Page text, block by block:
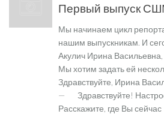
Первый выпуск
Мы начинаем цикл
нашим выпускникам. И
Акулич Ирина
Мы хотим задать ей
Здравствуйте, Ирина
— Здравствуйте!
Расскажите, где Вы